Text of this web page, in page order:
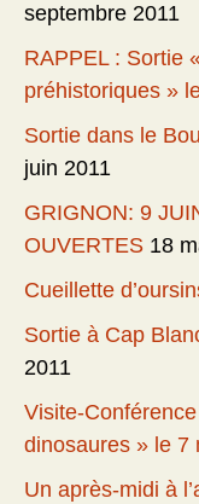
septembre 2011
RAPPEL : Sortie
préhistoriques »
Sortie dans le
juin 2011
GRIGNON: 9
OUVERTES 18
Cueillette
Sortie à Cap
2011
Visite-
dinosaures » le 7
Un après-midi à